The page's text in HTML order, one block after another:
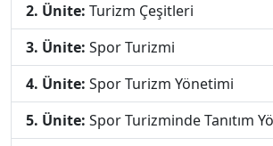
2. Ünite: Turizm Çeşitleri
3. Ünite: Spor Turizmi
4. Ünite: Spor Turizm Yönetimi
5. Ünite: Spor Turizminde Tanıtım